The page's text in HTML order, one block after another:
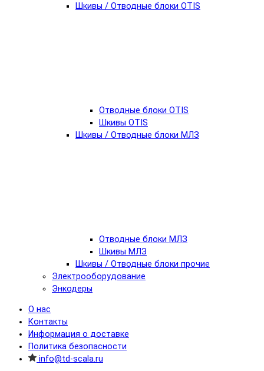
Шкивы / Отводные блоки OTIS
Отводные блоки OTIS
Шкивы OTIS
Шкивы / Отводные блоки МЛЗ
Отводные блоки МЛЗ
Шкивы МЛЗ
Шкивы / Отводные блоки прочие
Электрооборудование
Энкодеры
О нас
Контакты
Информация о доставке
Политика безопасности
info@td-scala.ru